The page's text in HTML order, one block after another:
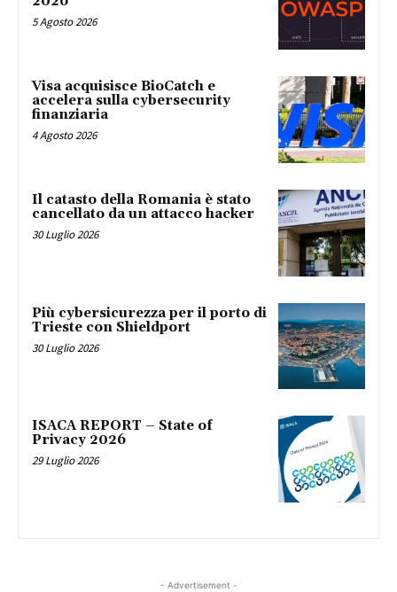
5 Agosto 2026
Visa acquisisce BioCatch e
accelera sulla cybersecurity
finanziaria
4 Agosto 2026
Il catasto della Romania è stato
cancellato da un attacco hacker
30 Luglio 2026
Più cybersicurezza per il porto di
Trieste con Shieldport
30 Luglio 2026
ISACA REPORT – State of
Privacy 2026
29 Luglio 2026
- Advertisement -